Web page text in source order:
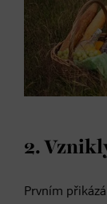
2.
Prvním